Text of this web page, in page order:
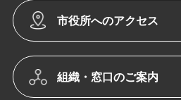
市役所へのアクセス
組織・窓口のご案内